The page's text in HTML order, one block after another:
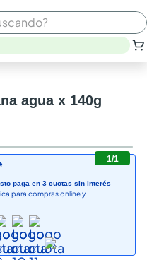
agua x 140g
1/1
paga en 3 cuotas sin interés
para compras online y